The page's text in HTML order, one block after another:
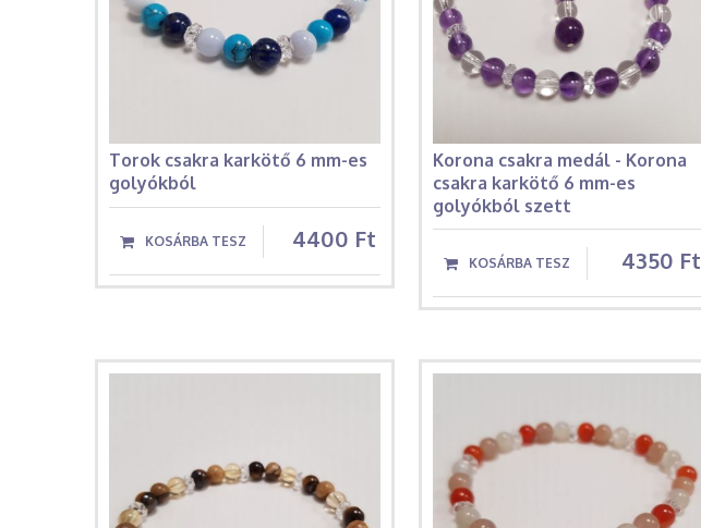
Torok csakra karkötő 6 mm-es
golyókból
4400 Ft
Korona csakra medál - Korona
csakra karkötő 6 mm-es
golyókból szett
4350 Ft